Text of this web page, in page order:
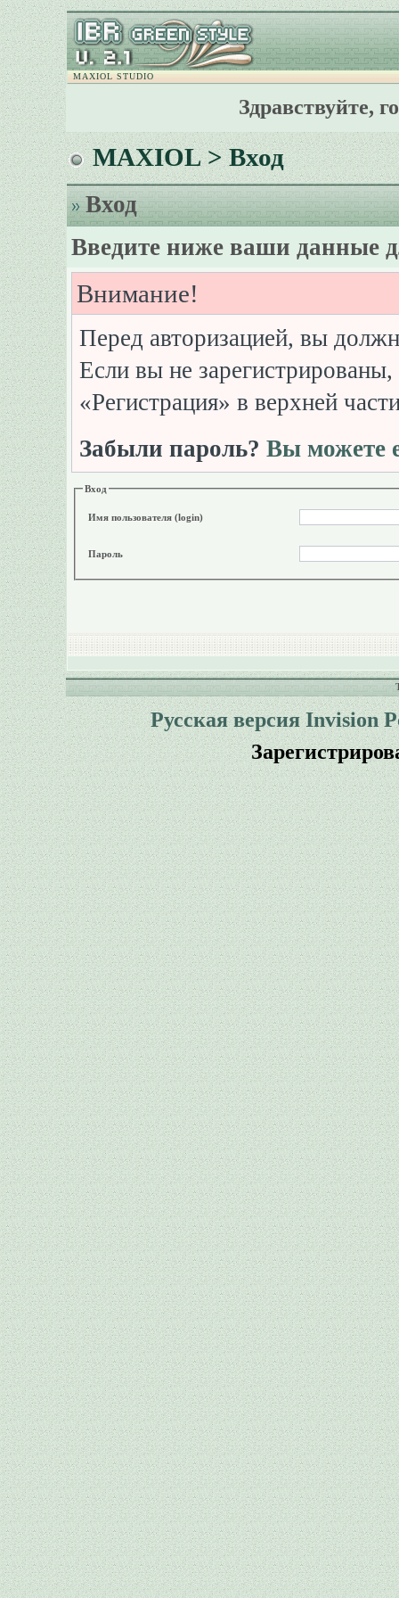
MAXIOL STUDIO
Здравствуйте,
MAXIOL> Вход
Вход
Введите ниже ваши данные
Внимание!
Перед авторизацией, вы
Если вы не
«Регистрация» в верхней
Забыли пароль? Вы можете
Вход
Имя пользователя (login)
Пароль
Русская версия Invision